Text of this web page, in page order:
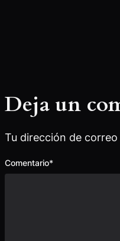
Deja un
Tu dirección de
Comentario*